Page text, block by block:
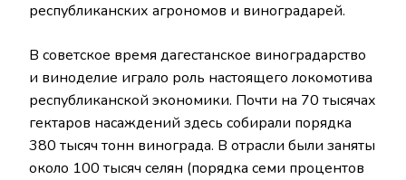
республиканских агрономов и виноградарей.
В советское время дагестанское виноградарство
и виноделие играло роль настоящего локомотива
республиканской экономики. Почти на 70 тысячах
гектаров насаждений здесь собирали порядка
380 тысяч тонн винограда. В отрасли были заняты
около 100 тысяч селян (порядка семи процентов